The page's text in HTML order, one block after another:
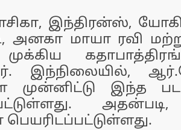
இந்திரன்ஸ்,
அனகா மாயா ரவி
இந்நிலையில்,
முன்னிட்டு இந்த
பெயரிடப்பட்டுள்ளது.